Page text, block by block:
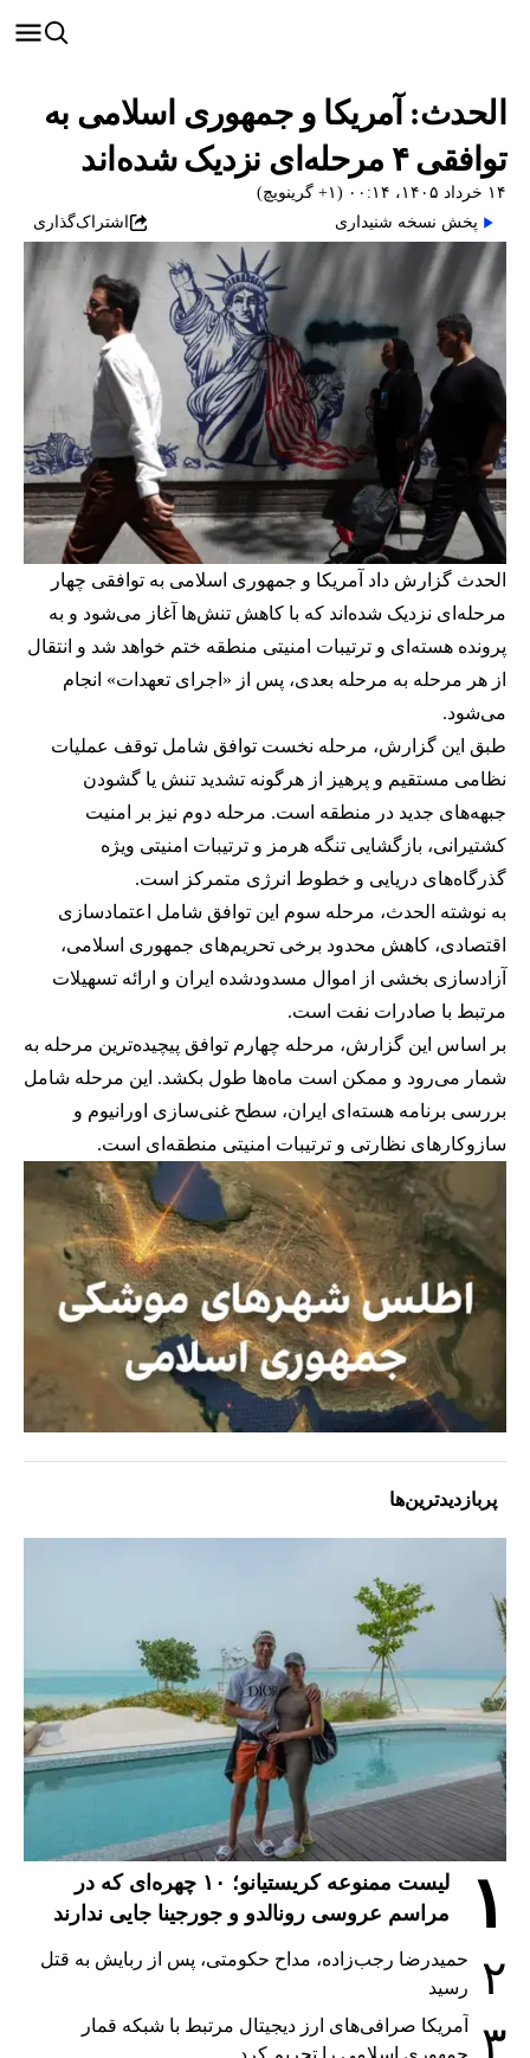
الحدث: آمریکا و جمهوری اسلامی به
توافقی ۴ مرحله‌ای نزدیک شده‌اند
۱۴ خرداد ۱۴۰۵، ۰۰:۱۴ (‎+۱ گرینویچ)
پخش نسخه شنیداری
اشتراک‌گذاری
الحدث گزارش داد آمریکا و جمهوری اسلامی به توافقی چهار
مرحله‌ای نزدیک شده‌اند که با کاهش تنش‌ها آغاز می‌شود و به
پرونده هسته‌ای و ترتیبات امنیتی منطقه ختم خواهد شد و انتقال
از هر مرحله به مرحله بعدی، پس از «اجرای تعهدات» انجام
می‌شود.
طبق این گزارش، مرحله نخست توافق شامل توقف عملیات
نظامی مستقیم و پرهیز از هرگونه تشدید تنش یا گشودن
جبهه‌های جدید در منطقه است. مرحله دوم نیز بر امنیت
کشتیرانی، بازگشایی تنگه هرمز و ترتیبات امنیتی ویژه
گذرگاه‌های دریایی و خطوط انرژی متمرکز است.
به نوشته الحدث، مرحله سوم این توافق شامل اعتمادسازی
اقتصادی، کاهش محدود برخی تحریم‌های جمهوری اسلامی،
آزادسازی بخشی از اموال مسدودشده ایران و ارائه تسهیلات
مرتبط با صادرات نفت است.
بر اساس این گزارش، مرحله چهارم توافق پیچیده‌ترین مرحله به
شمار می‌رود و ممکن است ماه‌ها طول بکشد. این مرحله شامل
بررسی برنامه هسته‌ای ایران، سطح غنی‌سازی اورانیوم و
سازوکارهای نظارتی و ترتیبات امنیتی منطقه‌ای است.
پربازدیدترین‌ها
۱
لیست ممنوعه کریستیانو؛ ۱۰ چهره‌ای که در
مراسم عروسی رونالدو و جورجینا جایی ندارند
۲
حمیدرضا رجب‌زاده، مداح حکومتی، پس از ربایش به قتل
رسید
۳
آمریکا صرافی‌های ارز دیجیتال مرتبط با شبکه قمار
جمهوری اسلامی را تحریم کرد